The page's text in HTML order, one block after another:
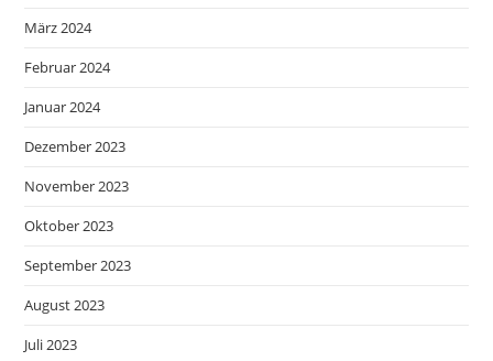
März 2024
Februar 2024
Januar 2024
Dezember 2023
November 2023
Oktober 2023
September 2023
August 2023
Juli 2023